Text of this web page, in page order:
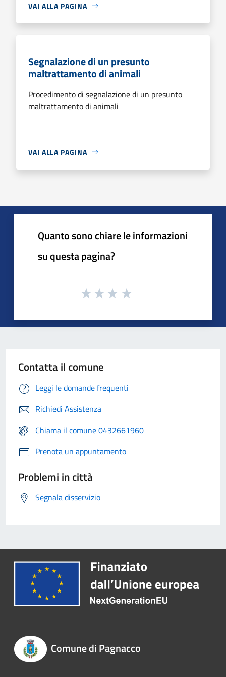
VAI ALLA PAGINA
Segnalazione di un presunto
maltrattamento di animali
Procedimento di segnalazione di un presunto
maltrattamento di animali
VAI ALLA PAGINA
Quanto sono chiare le informazioni
su questa pagina?
Contatta il comune
Leggi le domande frequenti
Richiedi Assistenza
Chiama il comune 0432661960
Prenota un appuntamento
Problemi in città
Segnala disservizio
Comune di Pagnacco